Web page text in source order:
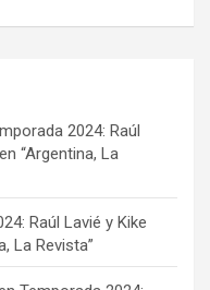
2024: Raúl
“Argentina, La
Raúl Lavié y Kike
La Revista”